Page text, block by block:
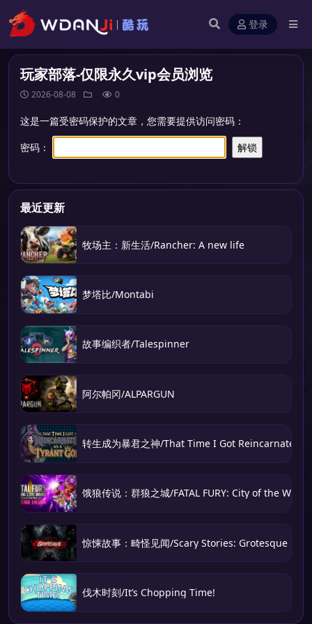
登录
玩家部落-仅限永久vip会员浏览
2026-08-08 0
这是一篇受密码保护的文章，您需要提供访问密码：
密码：
最近更新
牧场主：新生活/Rancher: A new life
梦塔比/Montabi
故事编织者/Talespinner
阿尔帕冈/ALPARGUN
转生成为暴君之神/That Time I Got Reincarnated
饿狼传说：群狼之城/FATAL FURY: City of the
惊悚故事：畸怪见闻/Scary Stories: Grotesque
伐木时刻/It’s Chopping Time!